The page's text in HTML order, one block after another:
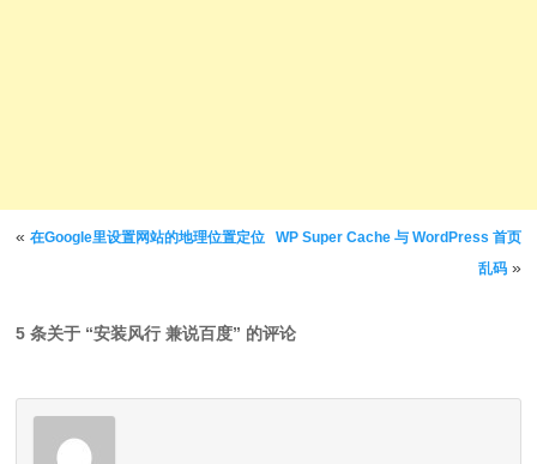
文章导航
«在Google里设置网站的地理位置定位
WP Super Cache 与 WordPress 首页
乱码»
5 条关于 “安装风行 兼说百度” 的评论